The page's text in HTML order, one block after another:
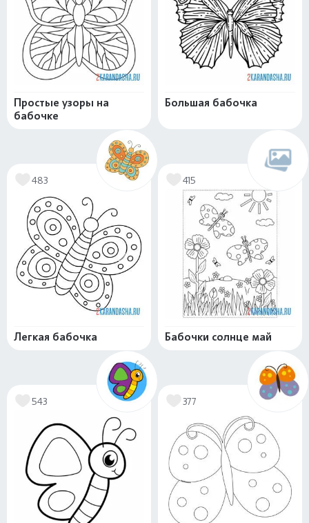
Простые узоры на
бабочке
Большая бабочка
483
Легкая бабочка
415
Бабочки солнце май
543 377